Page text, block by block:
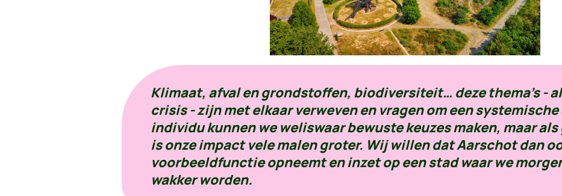
Klimaat, afval en grondstoffen, biodiversiteit… deze thema’s -
crisis - zijn met elkaar verweven en vragen om een systemische
individu kunnen we weliswaar bewuste keuzes maken, maar
is onze impact vele malen groter. Wij willen dat Aarschot dan
voorbeeldfunctie opneemt en inzet op een stad waar we
wakker worden.